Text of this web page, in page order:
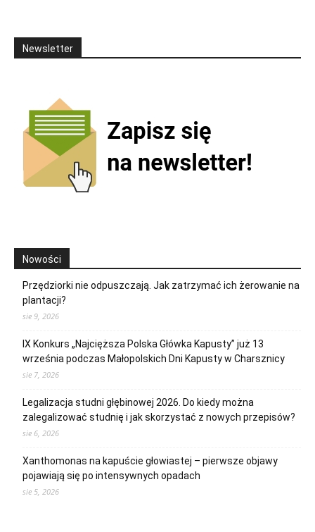
Newsletter
Nowości
Przędziorki nie odpuszczają. Jak zatrzymać ich żerowanie na
plantacji?
sie 9, 2026
IX Konkurs „Najcięższa Polska Główka Kapusty” już 13
września podczas Małopolskich Dni Kapusty w Charsznicy
sie 7, 2026
Legalizacja studni głębinowej 2026. Do kiedy można
zalegalizować studnię i jak skorzystać z nowych przepisów?
sie 6, 2026
Xanthomonas na kapuście głowiastej – pierwsze objawy
pojawiają się po intensywnych opadach
sie 5, 2026